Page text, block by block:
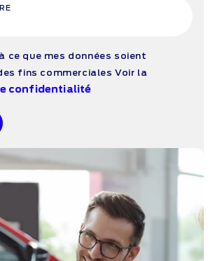
ce que mes données soient
fins commerciales Voir la
confidentialité